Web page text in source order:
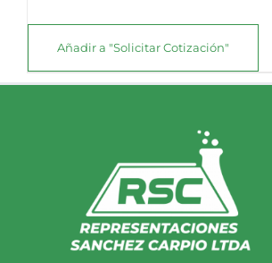
Añadir a "Solicitar Cotización"